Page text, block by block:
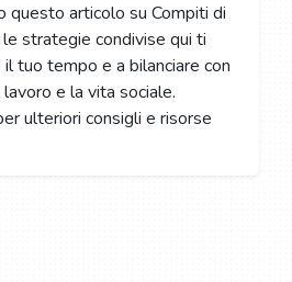
questo articolo su Compiti di
le strategie condivise qui ti
tuo tempo e a bilanciare con
e la vita sociale.
ulteriori consigli e risorse